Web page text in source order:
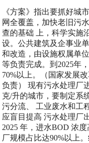
《方案》指出要抓好城
网全覆盖，加快老旧污
查的基础 上，科学实施
设。公共建筑及企事业
和改造，由设施权属单
等负责完成。到2025年
70%以上。（国家发展
负责） 现有污水处理厂
克/升的城市，要制定系
污分流、 工业废水和工
应盲目提高 污水处理厂
2025 年，进水BOD 浓
厂规模占比达90%以上